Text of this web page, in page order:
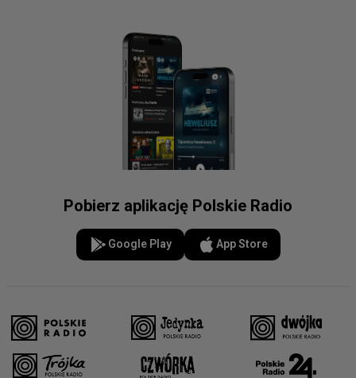
Pobierz aplikację Polskie Radio
Google Play App Store